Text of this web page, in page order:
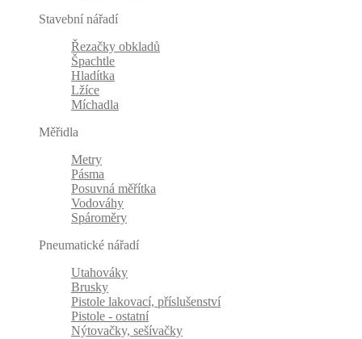
Stavební nářadí
Řezačky obkladů
Špachtle
Hladítka
Lžíce
Míchadla
Měřidla
Metry
Pásma
Posuvná měřítka
Vodováhy
Spároměry
Pneumatické nářadí
Utahováky
Brusky
Pistole lakovací, příslušenství
Pistole - ostatní
Nýtovačky, sešívačky